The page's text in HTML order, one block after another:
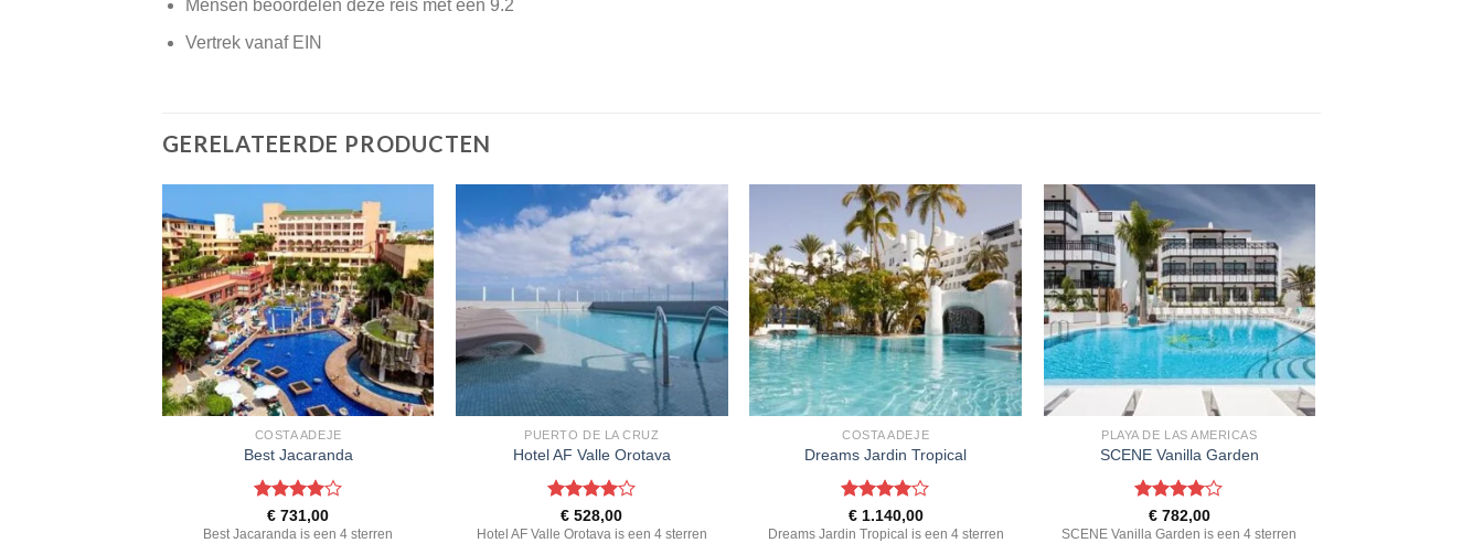
Mensen beoordelen deze reis met een 9.2
Vertrek vanaf EIN
GERELATEERDE PRODUCTEN
COSTA ADEJE
Best Jacaranda
Gewaardeerd
4uit 5
€ 731,00
Best Jacaranda is een 4 sterren
PUERTO DE LA CRUZ
Hotel AF Valle Orotava
Gewaardeerd
4uit 5
€ 528,00
Hotel AF Valle Orotava is een 4 sterren
COSTA ADEJE
Dreams Jardin Tropical
Gewaardeerd
4uit 5
€1.140,00
Dreams Jardin Tropical is een 4 sterren
PLAYA DE LAS AMERICAS
SCENE Vanilla Garden
Gewaardeerd
4uit 5
€782,00
SCENE Vanilla Garden is een 4 sterren